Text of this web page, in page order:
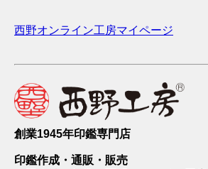
西野オンライン工房マイページ
創業1945年印鑑専門店
印鑑作成・通販・販売